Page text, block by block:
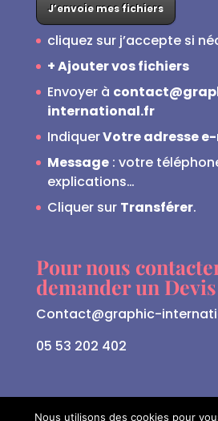
J’envoie mes fichiers
cliquez sur j’accepte si
+ Ajouter vos fichiers
Envoyer à
international.fr
IndiquerVotre adresse
Message: votre
explications…
Cliquer sur Transférer.
Pour nous
demander un Devis
Contact@graphic-
05 53 202 402
Nous utilisons des cookies pour